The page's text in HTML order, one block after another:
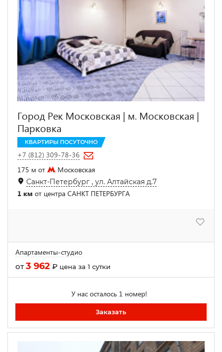
Город Рек Московская | м. Московская |
Парковка
КВАРТИРЫ ПОСУТОЧНО
+7 (812) 309-78-36
175 м от
Московская
Санкт-Петербург , ул. Алтайская д.7
1 км от центра САНКТ ПЕТЕРБУРГА
Апартаменты-студио
от3 962 ₽ цена за 1 сутки
У нас осталось 1 номер!
Заказать